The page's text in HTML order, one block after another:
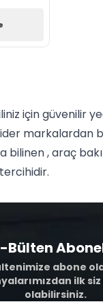
için güvenilir
markalardan
bilinen , araç
Bülten
abone
ilk
olabilirsiniz.